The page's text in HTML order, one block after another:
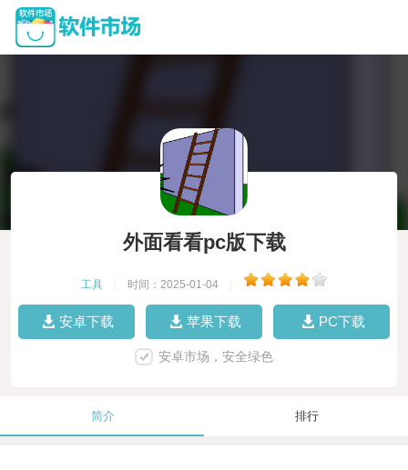
外面看看pc版下载
工具 时间：2025-01-04
安卓下载 苹果下载 PC下载
安卓市场，安全绿色
简介 排行